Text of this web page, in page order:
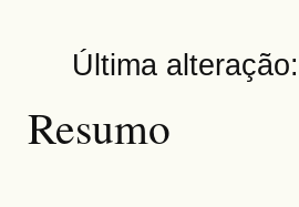
Última
Resumo